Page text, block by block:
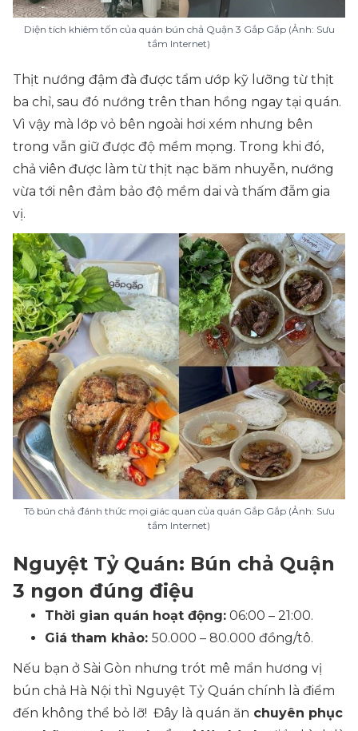
Diện tích khiêm tốn của quán bún chả Quận 3 Gắp Gắp (Ảnh: Sưu
tầm Internet)
Thịt nướng đậm đà được tẩm ướp kỹ lưỡng từ thịt
ba chỉ, sau đó nướng trên than hồng ngay tại quán.
Vì vậy mà lớp vỏ bên ngoài hơi xém nhưng bên
trong vẫn giữ được độ mềm mọng. Trong khi đó,
chả viên được làm từ thịt nạc băm nhuyễn, nướng
vừa tới nên đảm bảo độ mềm dai và thấm đẫm gia
vị.
Tô bún chả đánh thức mọi giác quan của quán Gắp Gắp (Ảnh: Sưu
tầm Internet)
Nguyệt Tỷ Quán: Bún chả Quận
3 ngon đúng điệu
Thời gian quán hoạt động: 06:00 – 21:00.
Giá tham khảo: 50.000 – 80.000 đồng/tô.
Nếu bạn ở Sài Gòn nhưng trót mê mẩn hương vị
bún chả Hà Nội thì Nguyệt Tỷ Quán chính là điểm
đến không thể bỏ lỡ! Đây là quán ăn chuyên phục